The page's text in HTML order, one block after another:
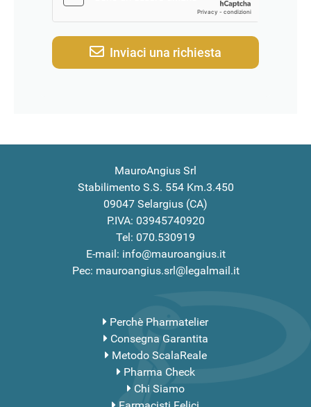
Inviaci una richiesta
MauroAngius Srl
Stabilimento S.S. 554 Km.3.450
09047 Selargius (CA)
P.IVA: 03945740920
Tel: 070.530919
E-mail: info@mauroangius.it
Pec: mauroangius.srl@legalmail.it
Perchè Pharmatelier
Consegna Garantita
Metodo ScalaReale
Pharma Check
Chi Siamo